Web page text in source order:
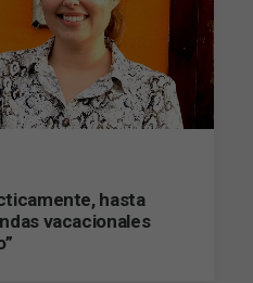
hasta
vacacionales